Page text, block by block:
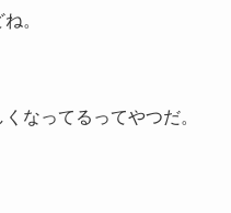
。
なってるってやつだ。